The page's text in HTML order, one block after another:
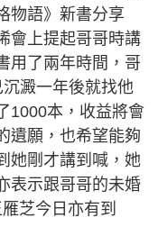
物語》新書分享
會上提起哥哥時講
用了兩年時間，哥
澱一年後就找他
1000本，收益將會
遺願，也希望能夠
她剛才講到喊，她
表示跟哥哥的未婚
芝今日亦有到